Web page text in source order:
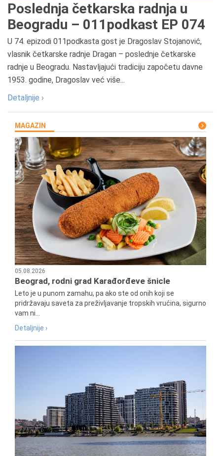
Poslednja četkarska radnja u
Beogradu – 011podkast EP 074
U 74. epizodi 011podkasta gost je Dragoslav Stojanović,
vlasnik četkarske radnje Dragan – poslednje četkarske
radnje u Beogradu. Nastavljajući tradiciju započetu davne
1953. godine, Dragoslav već više...
Detaljnije ›
MAGAZIN
05.08.2026
Beograd, rodni grad Karađorđeve šnicle
Leto je u punom zamahu, pa ako ste od onih koji se
pridržavaju saveta za preživljavanje tropskih vrućina, sigurno
vam ni...
Detaljnije ›